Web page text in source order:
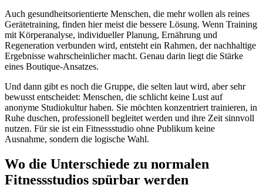
Auch gesundheitsorientierte Menschen, die mehr wollen als reines
Gerätetraining, finden hier meist die bessere Lösung. Wenn Training
mit Körperanalyse, individueller Planung, Ernährung und
Regeneration verbunden wird, entsteht ein Rahmen, der nachhaltige
Ergebnisse wahrscheinlicher macht. Genau darin liegt die Stärke
eines Boutique-Ansatzes.
Und dann gibt es noch die Gruppe, die selten laut wird, aber sehr
bewusst entscheidet: Menschen, die schlicht keine Lust auf
anonyme Studiokultur haben. Sie möchten konzentriert trainieren, in
Ruhe duschen, professionell begleitet werden und ihre Zeit sinnvoll
nutzen. Für sie ist ein Fitnessstudio ohne Publikum keine
Ausnahme, sondern die logische Wahl.
Wo die Unterschiede zu normalen
Fitnessstudios spürbar werden